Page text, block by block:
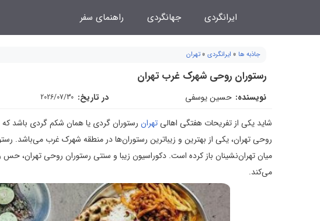
ایرانگردی جهانگردی راهنمای سفر
جاذبه ها » ایرانگردی » تهران
رستوران روحی شهرک غرب تهران
نویسنده: حسین یوسفی در تاریخ: 2026/07/30
شاید یکی از تفریحات هفتگی اهالیتهران رستوران گردی یا همان شکم گردی باشد که
روحی تهران، یکی از بهترین و زیباترین رستوران‌ها در منطقه شهرک غرب می‌باشد.
میان تهران‌نشینان باز کرده است. دکوراسیون زیبا و سنتی رستوران روحی تهران،
می‌کند.